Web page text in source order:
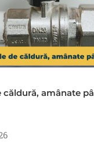
căldură, amânate